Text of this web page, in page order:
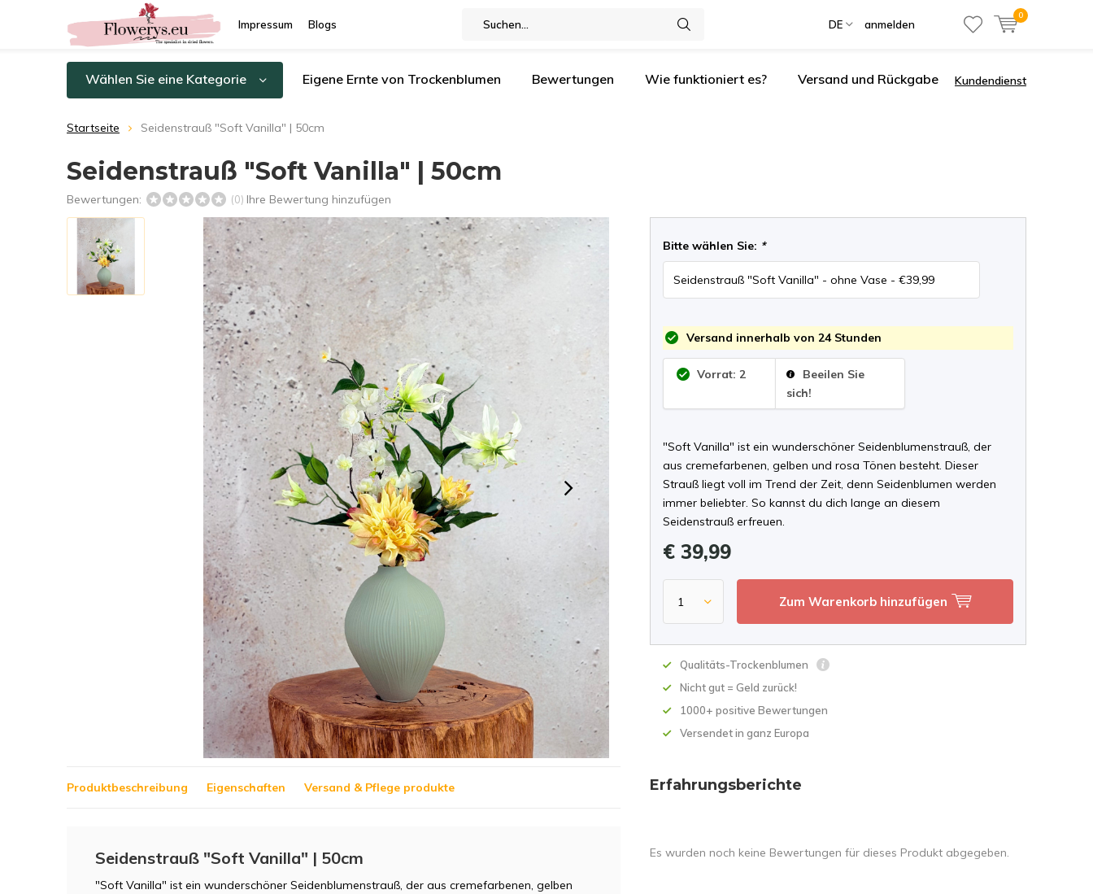
Impressum Blogs DE anmelden
0
Wählen Sie eine Kategorie Eigene Ernte von Trockenblumen Bewertungen Wie funktioniert es? Versand und Rückgabe Kundendienst
Startseite Seidenstrauß "Soft Vanilla" | 50cm
Seidenstrauß "Soft Vanilla" | 50cm
Bewertungen: (0) Ihre Bewertung hinzufügen
Bitte wählen Sie: *
Versand innerhalb von 24 Stunden
Vorrat: 2
Beeilen Sie
sich!
"Soft Vanilla" ist ein wunderschöner Seidenblumenstrauß, der
aus cremefarbenen, gelben und rosa Tönen besteht. Dieser
Strauß liegt voll im Trend der Zeit, denn Seidenblumen werden
immer beliebter. So kannst du dich lange an diesem
Seidenstrauß erfreuen.
€ 39,99
Zum Warenkorb hinzufügen
Qualitäts-Trockenblumen
Nicht gut = Geld zurück!
1000+ positive Bewertungen
Versendet in ganz Europa
Produktbeschreibung Eigenschaften Versand & Pflege produkte
Seidenstrauß "Soft Vanilla" | 50cm
"Soft Vanilla" ist ein wunderschöner Seidenblumenstrauß, der aus cremefarbenen, gelben
Erfahrungsberichte
Es wurden noch keine Bewertungen für dieses Produkt abgegeben.